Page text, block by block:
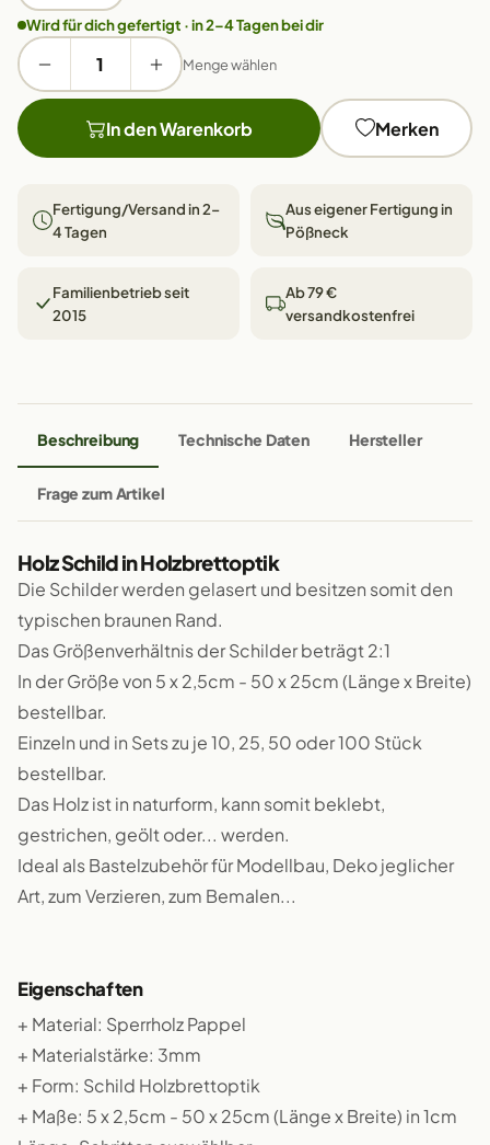
Wird für dich gefertigt · in 2–4 Tagen bei dir
Menge wählen
In den Warenkorb Merken
Fertigung/Versand in 2–
4 Tagen
Aus eigener Fertigung in
Pößneck
Familienbetrieb seit
2015
Ab 79 €
versandkostenfrei
Beschreibung Technische Daten Hersteller
Frage zum Artikel
Holz Schild in Holzbrettoptik
Die Schilder werden gelasert und besitzen somit den
typischen braunen Rand.
Das Größenverhältnis der Schilder beträgt 2:1
In der Größe von 5 x 2,5cm - 50 x 25cm (Länge x Breite)
bestellbar.
Einzeln und in Sets zu je 10, 25, 50 oder 100 Stück
bestellbar.
Das Holz ist in naturform, kann somit beklebt,
gestrichen, geölt oder... werden.
Ideal als Bastelzubehör für Modellbau, Deko jeglicher
Art, zum Verzieren, zum Bemalen...
Eigenschaften
+ Material: Sperrholz Pappel
+ Materialstärke: 3mm
+ Form: Schild Holzbrettoptik
+ Maße: 5 x 2,5cm - 50 x 25cm (Länge x Breite) in 1cm